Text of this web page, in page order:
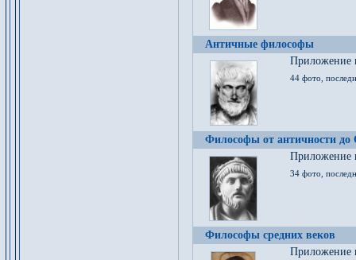
Античные философы
Приложение
44 фото,
Философы от античности до
Приложение
34 фото,
Философы средних веков
Приложение